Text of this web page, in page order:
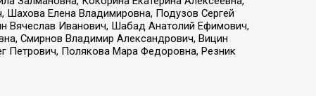
Елена Владимировна, Подузов Сергей
Вячеслав Иванович, Шабад Анатолий Ефимович,
Смирнов Владимир Александрович, Вицин
Петрович, Полякова Мара Федоровна, Резник